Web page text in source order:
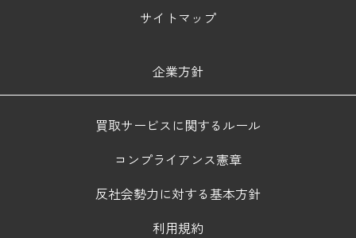
サイトマップ
企業方針
買取サービスに関するルール
コンプライアンス憲章
反社会勢力に対する基本方針
利用規約